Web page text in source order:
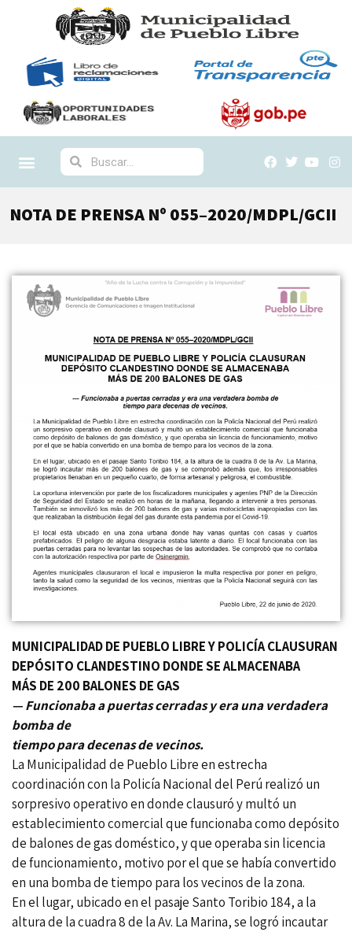
NOTA DE PRENSA Nº 055–2020/MDPL/GCII
MUNICIPALIDAD DE PUEBLO LIBRE Y POLICÍA CLAUSURAN
DEPÓSITO CLANDESTINO DONDE SE ALMACENABA
MÁS DE 200 BALONES DE GAS
— Funcionaba a puertas cerradas y era una verdadera
bomba de
tiempo para decenas de vecinos.
La Municipalidad de Pueblo Libre en estrecha
coordinación con la Policía Nacional del Perú realizó un
sorpresivo operativo en donde clausuró y multó un
establecimiento comercial que funcionaba como depósito
de balones de gas doméstico, y que operaba sin licencia
de funcionamiento, motivo por el que se había convertido
en una bomba de tiempo para los vecinos de la zona.
En el lugar, ubicado en el pasaje Santo Toribio 184, a la
altura de la cuadra 8 de la Av. La Marina, se logró incautar